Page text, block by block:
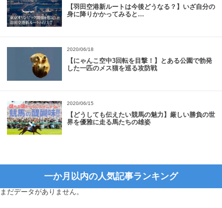
【羽田空港新ルートは今後どうなる？】いざ自分の
身に降りかかってみると…
2020/06/18
【にゃんこ空中3回転を目撃！】とある公園で勃発
した一匹のメス猫を巡る攻防戦
2020/06/15
【どうしても伝えたい競馬の魅力】厳しい勝負の世
界を優雅に走る馬たちの雄姿
一か月以内の人気記事ランキング
まだデータがありません。